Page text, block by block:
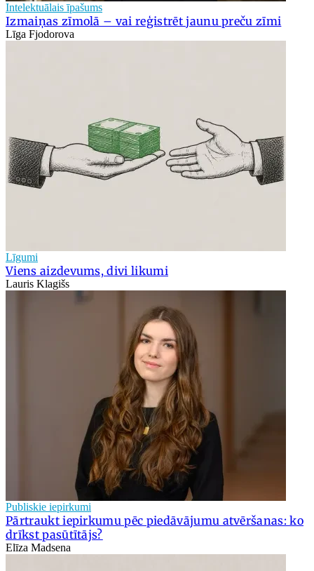
Intelektuālais īpašums
Izmaiņas zīmolā – vai reģistrēt jaunu preču zīmi
Līga Fjodorova
Līgumi
Viens aizdevums, divi likumi
Lauris Klagišs
Publiskie iepirkumi
Pārtraukt iepirkumu pēc piedāvājumu atvēršanas: ko
drīkst pasūtītājs?
Elīza Madsena